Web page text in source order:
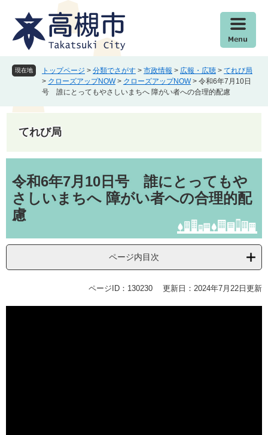
現在地 トップページ > 分類でさがす > 市政情報 > 広報・広聴 > てれび局
> クローズアップNOW> クローズアップNOW> 令和6年7月10日
号 誰にとってもやさしいまちへ 障がい者への合理的配慮
てれび局
令和6年7月10日号 誰にとってもや
さしいまちへ 障がい者への合理的配
慮
ページ内目次
ページID：130230 更新日：2024年7月22日更新